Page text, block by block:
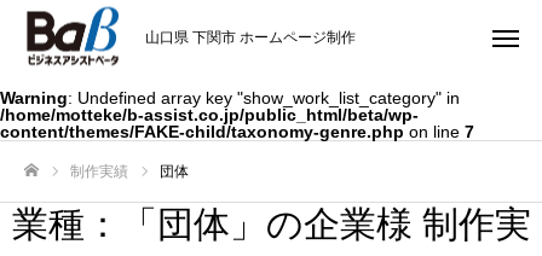
山口県 下関市 ホームページ制作
Warning: Undefined array key "show_work_list_category" in
/home/motteke/b-assist.co.jp/public_html/beta/wp-
content/themes/FAKE-child/taxonomy-genre.php on line 7
制作実績 団体
業種：「団体」の企業様 制作実